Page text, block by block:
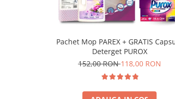
Pachet Mop PAREX + GRATIS
Deterget PUROX
152,00 RON118,00 RON